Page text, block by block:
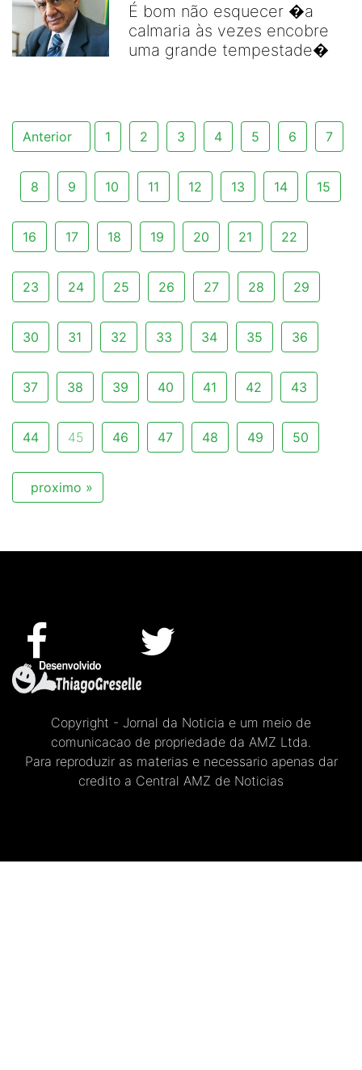
É bom não esquecer �a
calmaria às vezes encobre
uma grande tempestade�
Anterior 1 2 3 4 5 6 7
8 9 10 11 12 13 14 15
16 17 18 19 20 21 22
23 24 25 26 27 28 29
30 31 32 33 34 35 36
37 38 39 40 41 42 43
44 45 46 47 48 49 50
proximo »
Copyright - Jornal da Noticia e um meio de
comunicacao de propriedade da AMZ Ltda.
Para reproduzir as materias e necessario apenas dar
credito a Central AMZ de Noticias